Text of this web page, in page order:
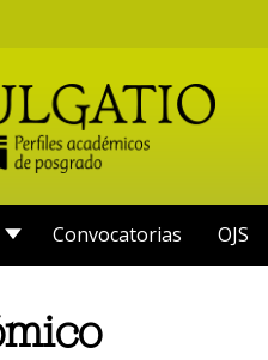
Convocatorias OJS